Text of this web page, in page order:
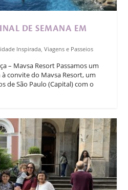
DE SEMANA EM
Inspirada ,Viagens e Passeios
– Mavsa Resort Passamos um
convite do Mavsa Resort, um
de São Paulo (Capital) com o